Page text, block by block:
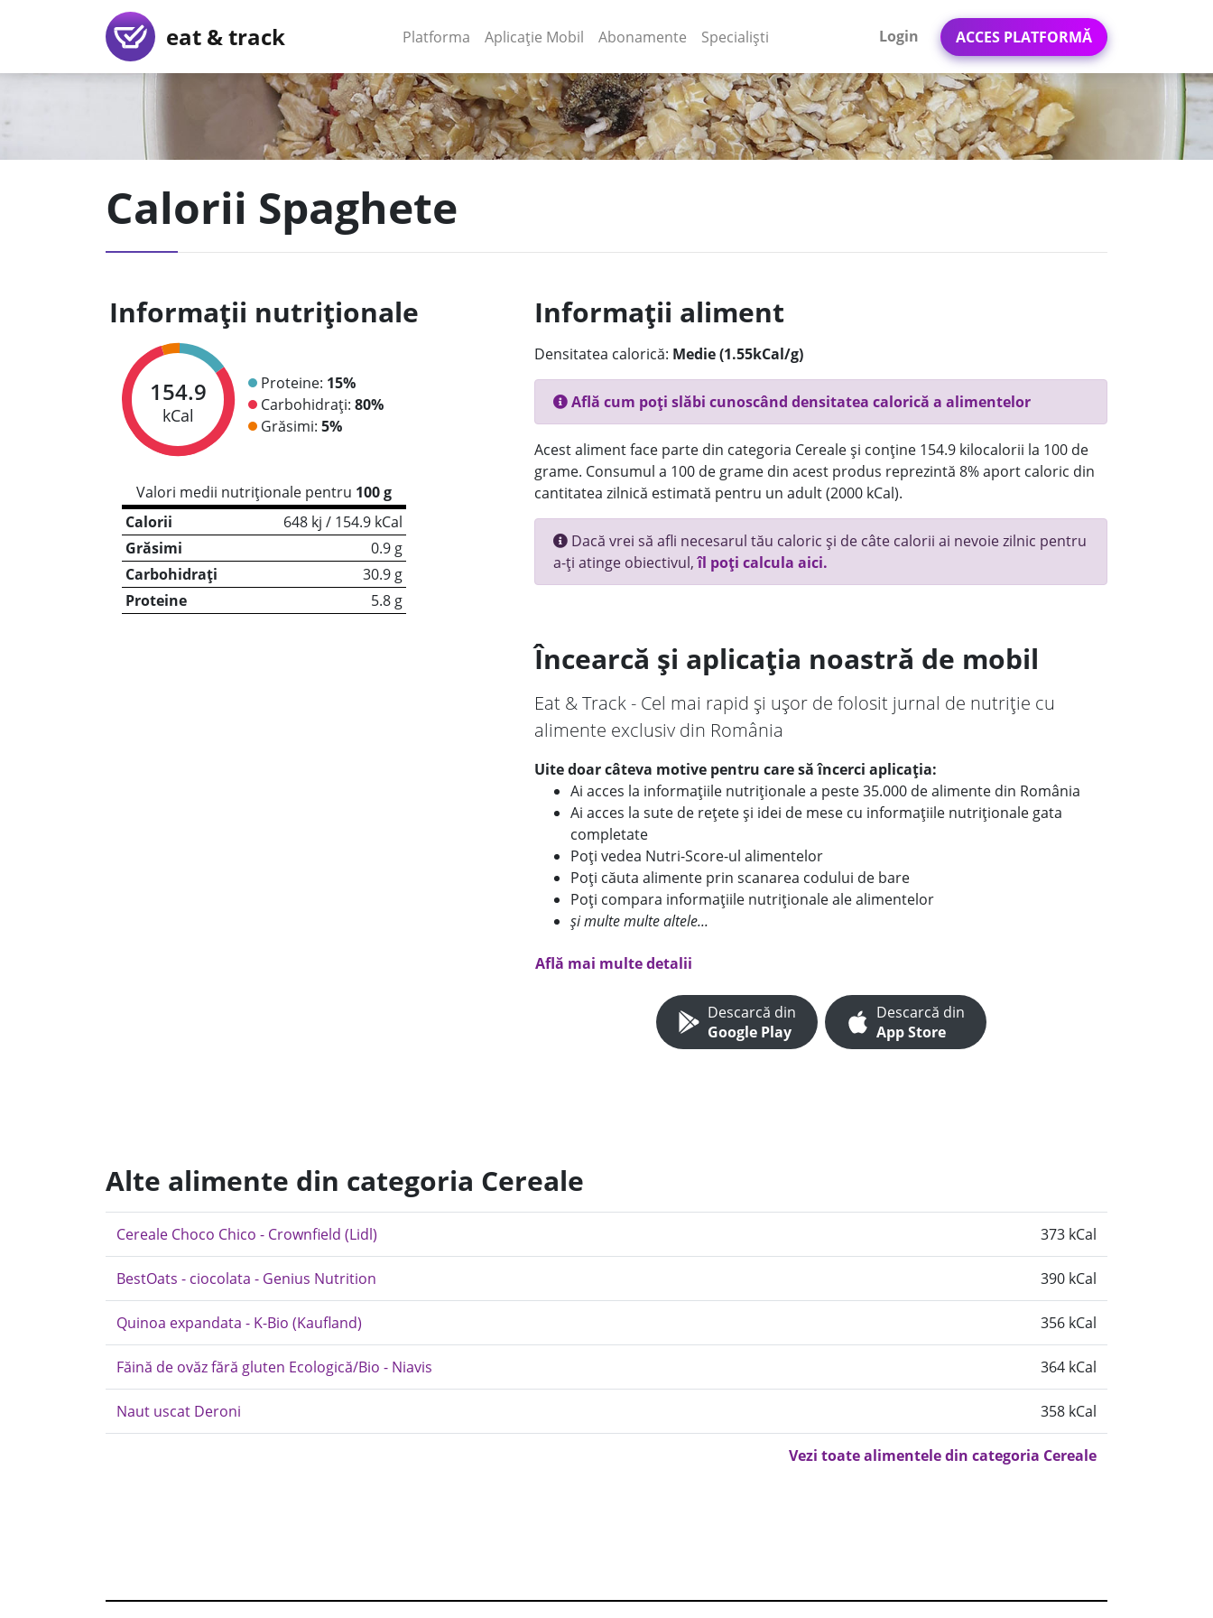
eat & track Platforma (current)
Aplicație Mobil (current)
Abonamente Specialiști Login ACCES PLATFORMĂ
Calorii Spaghete
Informații nutriționale
154.9
kCal
Proteine: 15%
Carbohidrați: 80%
Grăsimi: 5%
Valori medii nutriționale pentru 100 g
Calorii
648 kj / 154.9 kCal
Grăsimi
0.9 g
Carbohidrați
30.9 g
Proteine
5.8 g
Informații aliment
Densitatea calorică: Medie (1.55kCal/g)
Află cum poți slăbi cunoscând densitatea calorică a alimentelor
Acest aliment face parte din categoria Cereale și conține 154.9 kilocalorii la 100 de
grame. Consumul a 100 de grame din acest produs reprezintă 8% aport caloric din
cantitatea zilnică estimată pentru un adult (2000 kCal).
Dacă vrei să afli necesarul tău caloric și de câte calorii ai nevoie zilnic pentru
a-ți atinge obiectivul,îl poți calcula aici.
Încearcă și aplicația noastră de mobil
Eat & Track - Cel mai rapid și ușor de folosit jurnal de nutriție cu
alimente exclusiv din România
Uite doar câteva motive pentru care să încerci aplicația:
Ai acces la informațiile nutriționale a peste 35.000 de alimente din România
Ai acces la sute de rețete și idei de mese cu informațiile nutriționale gata
completate
Poți vedea Nutri-Score-ul alimentelor
Poți căuta alimente prin scanarea codului de bare
Poți compara informațiile nutriționale ale alimentelor
și multe multe altele...
Află mai multe detalii
Descarcă din
Google Play
Descarcă din
App Store
Alte alimente din categoria Cereale
Cereale Choco Chico - Crownfield (Lidl) 373 kCal
BestOats - ciocolata - Genius Nutrition 390 kCal
Quinoa expandata - K-Bio (Kaufland) 356 kCal
Făină de ovăz fără gluten Ecologică/Bio - Niavis 364 kCal
Naut uscat Deroni 358 kCal
Vezi toate alimentele din categoria Cereale